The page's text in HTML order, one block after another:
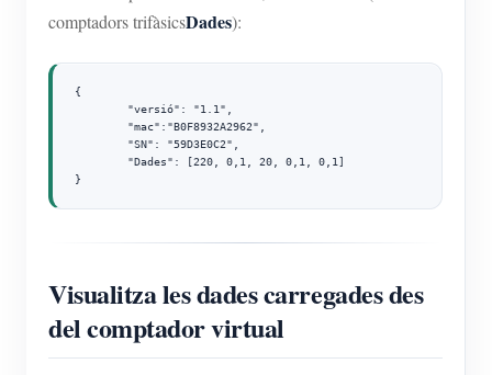
comptadors trifàsicsDades):
{
}
Visualitza les dades carregades des
del comptador virtual